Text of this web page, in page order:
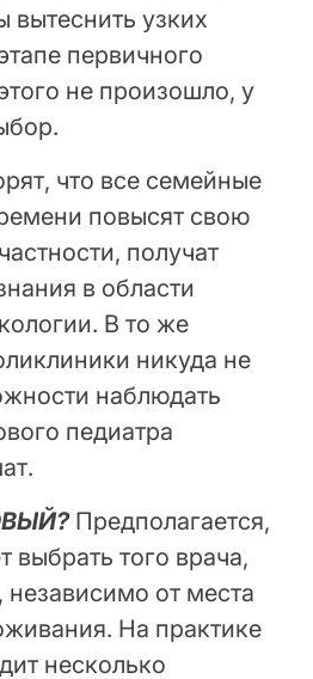
узких
первичного
не произошло, у
что все семейные
повысят свою
получат
в области
В то же
никуда не
наблюдать
педиатра
Предполагается,
того врача,
независимо от места
На практике
несколько